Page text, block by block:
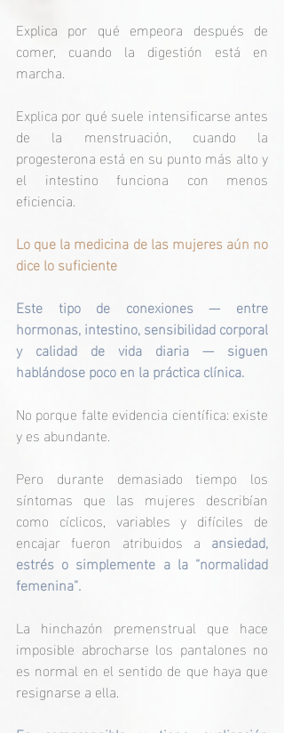
Explica por qué empeora después de
comer, cuando la digestión está en
marcha.
Explica por qué suele intensificarse antes
de la menstruación, cuando la
progesterona está en su punto más alto y
el intestino funciona con menos
eficiencia.
Lo que la medicina de las mujeres aún no
dice lo suficiente
Este tipo de conexiones — entre
hormonas, intestino, sensibilidad corporal
y calidad de vida diaria — siguen
hablándose poco en la práctica clínica.
No porque falte evidencia científica: existe
y es abundante.
Pero durante demasiado tiempo los
síntomas que las mujeres describían
como cíclicos, variables y difíciles de
encajar fueron atribuidos a ansiedad,
estrés o simplemente a la “normalidad
femenina”.
La hinchazón premenstrual que hace
imposible abrocharse los pantalones no
es normal en el sentido de que haya que
resignarse a ella.